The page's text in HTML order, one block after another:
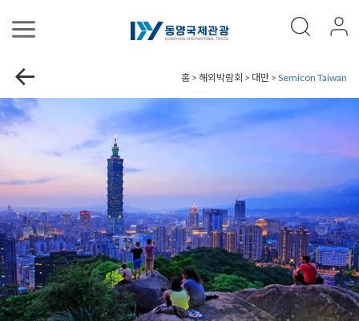
홈 > 해외박람회 > 대만 > Semicon Taiwan